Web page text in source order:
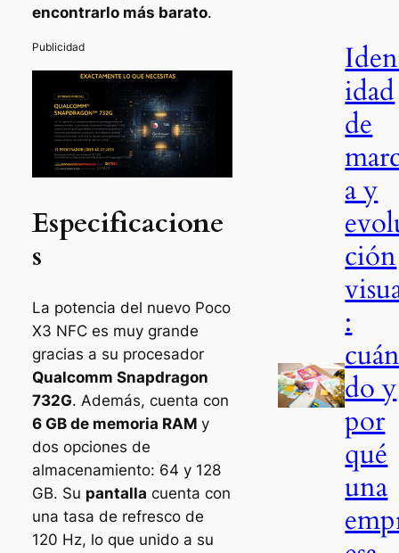
encontrarlo más barato.
Especificacione
s
La potencia del nuevo Poco
X3 NFC es muy grande
gracias a su procesador
Qualcomm Snapdragon
732G. Además, cuenta con
6 GB de memoria RAM y
dos opciones de
almacenamiento: 64 y 128
GB. Su pantalla cuenta con
una tasa de refresco de
120 Hz, lo que unido a su
idad
de
a y
ción
:
do y
por
qué
una